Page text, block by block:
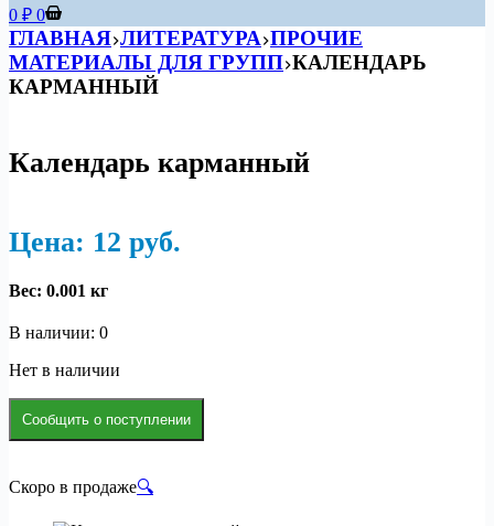
Корзина
0 ₽ 0
ГЛАВНАЯ ЛИТЕРАТУРА ПРОЧИЕ
МАТЕРИАЛЫ ДЛЯ ГРУПП КАЛЕНДАРЬ
КАРМАННЫЙ
Скоро в продаже🔍
Календарь карманный
Цена: 12 руб.
Вес: 0.001 кг
В наличии: 0
Нет в наличии
Сообщить о поступлении